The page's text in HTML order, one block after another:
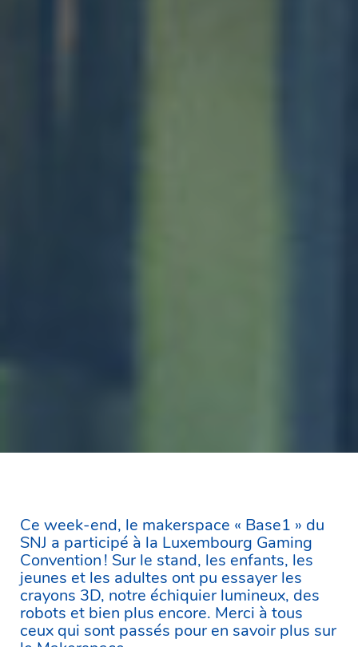
Ce week-end, le makerspace « Base1 » du
SNJ a participé à la Luxembourg Gaming
Convention ! Sur le stand, les enfants, les
jeunes et les adultes ont pu essayer les
crayons 3D, notre échiquier lumineux, des
robots et bien plus encore. Merci à tous
ceux qui sont passés pour en savoir plus sur